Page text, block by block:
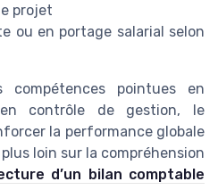
projet
ou en portage salarial selon
compétences pointues en
contrôle de gestion, le
la performance globale
loin sur la compréhension
d’un bilan comptable